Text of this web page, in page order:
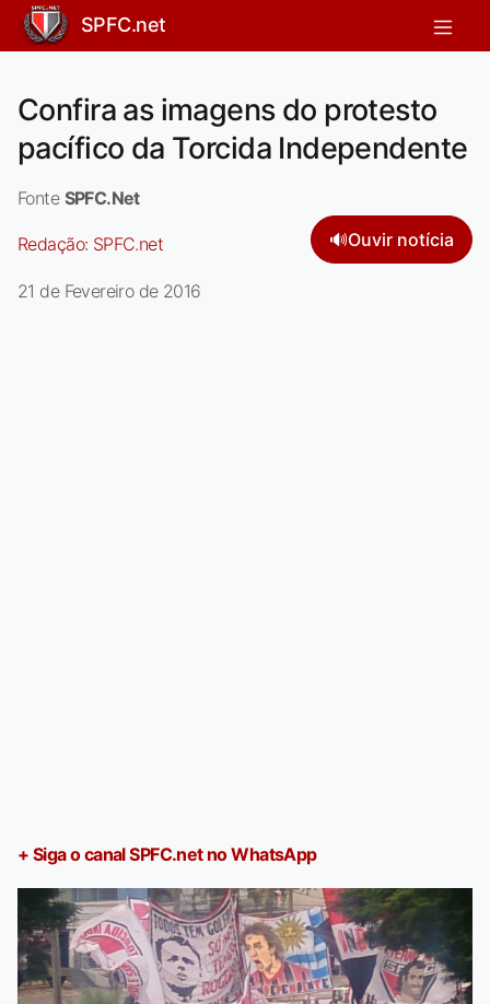
SPFC.net
Confira as imagens do protesto
pacífico da Torcida Independente
Fonte SPFC.Net
Redação: SPFC.net 🔊Ouvir notícia
21 de Fevereiro de 2016
+ Siga o canal SPFC.net no WhatsApp